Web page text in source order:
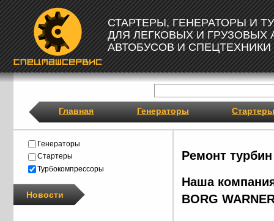
СТАРТЕРЫ, ГЕНЕРАТОРЫ И
ДЛЯ ЛЕГКОВЫХ И ГРУЗОВЫХ
АВТОБУСОВ И СПЕЦТЕХНИКИ
Главная Генераторы Стартеры
Ремонт турбин
Наша
BORG
Генераторы
Стартеры
Турбокомпрессоры
Новости